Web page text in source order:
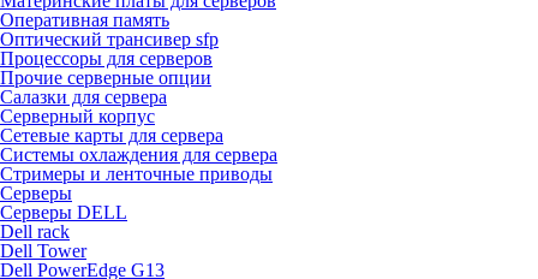
Оперативная память
Оптический трансивер sfp
Процессоры для серверов
Прочие серверные опции
Салазки для сервера
Серверный корпус
Сетевые карты для сервера
Системы охлаждения для сервера
Стримеры и ленточные приводы
Серверы
Серверы DELL
Dell rack
Dell Tower
Dell PowerEdge G13